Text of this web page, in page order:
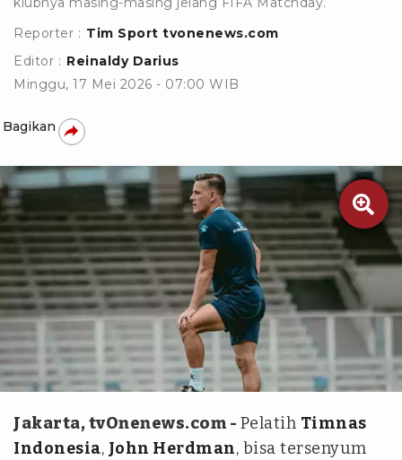
Reporter : Tim Sport tvonenews.com
Editor : Reinaldy Darius
Minggu, 17 Mei 2026 - 07:00 WIB
Bagikan

kitagaruda.id
Jakarta, tvOnenews.com - Pelatih Timnas
Indonesia, John Herdman, bisa tersenyum